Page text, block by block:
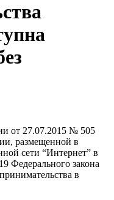
от 27.07.2015 № 505
размещенной в
сети “Интернет” в
Федерального закона
в